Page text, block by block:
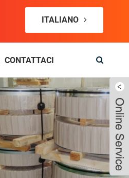
ITALIANO
CONTATTACI